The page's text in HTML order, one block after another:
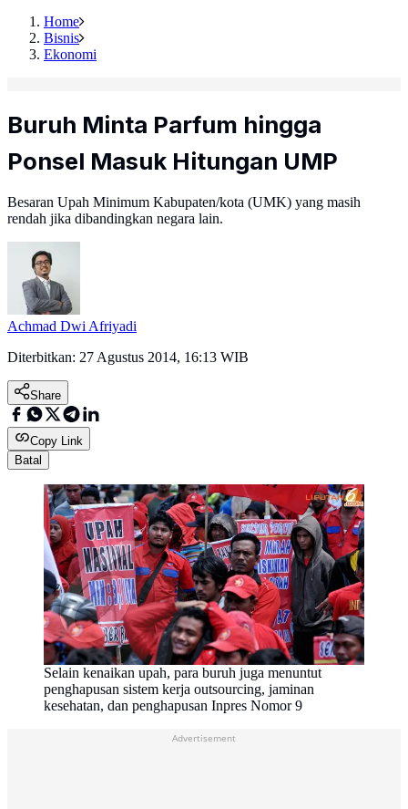
Home
Bisnis
Ekonomi
Buruh Minta Parfum hingga
Ponsel Masuk Hitungan UMP
Besaran Upah Minimum Kabupaten/kota (UMK) yang masih
rendah jika dibandingkan negara lain.
Achmad Dwi Afriyadi
Diterbitkan: 27 Agustus 2014, 16:13 WIB
Share
Copy Link
Batal
Selain kenaikan upah, para buruh juga menuntut
penghapusan sistem kerja outsourcing, jaminan
kesehatan, dan penghapusan Inpres Nomor 9
Advertisement